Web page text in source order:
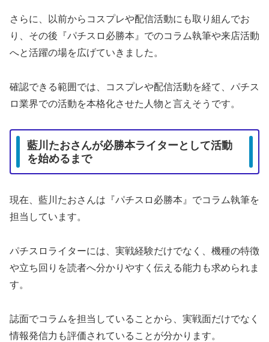
さらに、以前からコスプレや配信活動にも取り組んでお
り、その後『パチスロ必勝本』でのコラム執筆や来店活動
へと活躍の場を広げていきました。
確認できる範囲では、コスプレや配信活動を経て、パチス
ロ業界での活動を本格化させた人物と言えそうです。
藍川たおさんが必勝本ライターとして活動
を始めるまで
現在、藍川たおさんは『パチスロ必勝本』でコラム執筆を
担当しています。
パチスロライターには、実戦経験だけでなく、機種の特徴
や立ち回りを読者へ分かりやすく伝える能力も求められま
す。
誌面でコラムを担当していることから、実戦面だけでなく
情報発信力も評価されていることが分かります。